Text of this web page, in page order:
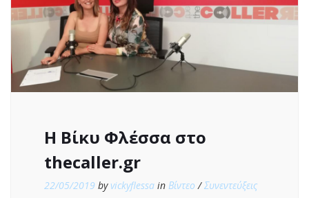
Η Βίκυ Φλέσσα στο
thecaller.gr
22/05/2019 by vickyflessa in Βίντεο /Συνεντεύξεις